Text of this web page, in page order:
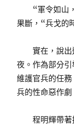
“軍令如山
果斷，“兵戈的
實在，說
夜。作為部分
維護官兵的任
兵的性命惡作劇
程明輝帶